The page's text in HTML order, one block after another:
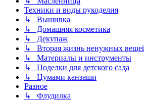
Техники и виды рукоделия
↳ Вышивка
↳ Домашняя косметика
↳ Декупаж
↳ Вторая жизнь ненужных
↳ Материалы и инструменты
↳ Поделки для детского сада
↳ Цумами канзаши
Разное
↳ Флудилка